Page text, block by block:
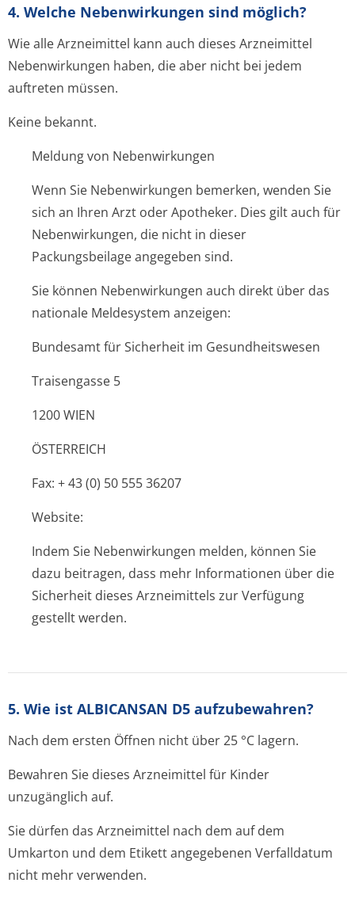
4. Welche Nebenwirkungen sind möglich?
Wie alle Arzneimittel kann auch dieses Arzneimittel
Nebenwirkungen haben, die aber nicht bei jedem
auftreten müssen.
Keine bekannt.
Meldung von Nebenwirkungen
Wenn Sie Nebenwirkungen bemerken, wenden Sie
sich an Ihren Arzt oder Apotheker. Dies gilt auch für
Nebenwirkungen, die nicht in dieser
Packungsbeilage angegeben sind.
Sie können Nebenwirkungen auch direkt über das
nationale Meldesystem anzeigen:
Bundesamt für Sicherheit im Gesundheitswesen
Traisengasse 5
1200 WIEN
ÖSTERREICH
Fax: + 43 (0) 50 555 36207
Website:
Indem Sie Nebenwirkungen melden, können Sie
dazu beitragen, dass mehr Informationen über die
Sicherheit dieses Arzneimittels zur Verfügung
gestellt werden.
5. Wie ist ALBICANSAN D5 aufzubewahren?
Nach dem ersten Öffnen nicht über 25 °C lagern.
Bewahren Sie dieses Arzneimittel für Kinder
unzugänglich auf.
Sie dürfen das Arzneimittel nach dem auf dem
Umkarton und dem Etikett angegebenen Verfalldatum
nicht mehr verwenden.